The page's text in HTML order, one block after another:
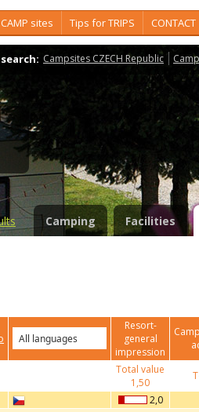
CAMP sites Tips for TRIPS CONTACT
search: Campsites CZECH Republic
Camping Facilities
Resort-
general
impression
Total value
1,50
2,0